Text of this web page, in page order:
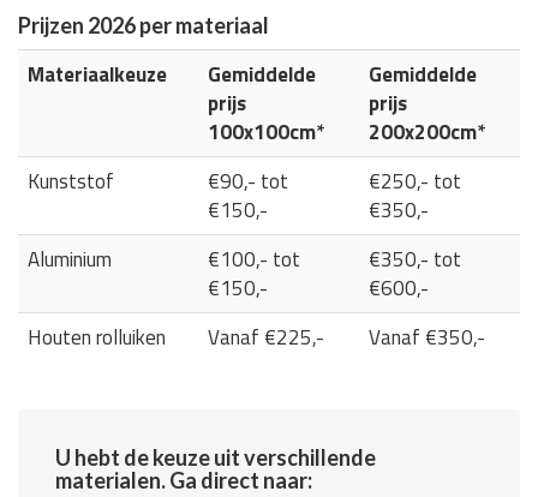
Prijzen 2026 per materiaal
Materiaalkeuze
Gemiddelde
prijs
100x100cm*
Gemiddelde
prijs
200x200cm*
Kunststof
€90,- tot
€150,-
€250,- tot
€350,-
Aluminium
€100,- tot
€150,-
€350,- tot
€600,-
Houten rolluiken
Vanaf €225,- Vanaf €350,-
U hebt de keuze uit verschillende
materialen. Ga direct naar: